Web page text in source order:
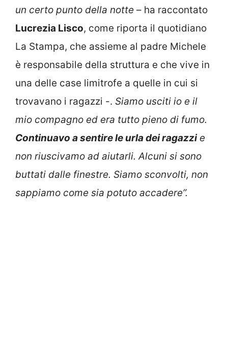
un certo punto della notte – ha raccontato
Lucrezia Lisco, come riporta il quotidiano
La Stampa, che assieme al padre Michele
è responsabile della struttura e che vive in
una delle case limitrofe a quelle in cui si
trovavano i ragazzi -. Siamo usciti io e il
mio compagno ed era tutto pieno di fumo.
Continuavo a sentire le urla dei ragazzie
non riuscivamo ad aiutarli. Alcuni si sono
buttati dalle finestre. Siamo sconvolti, non
sappiamo come sia potuto accadere”.